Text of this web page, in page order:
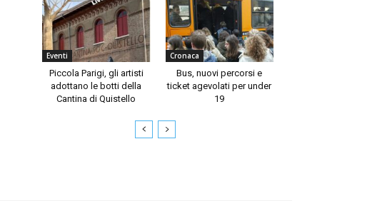
Eventi
Piccola Parigi, gli artisti
adottano le botti della
Cantina di Quistello
Cronaca
Bus, nuovi percorsi e
ticket agevolati per under
19